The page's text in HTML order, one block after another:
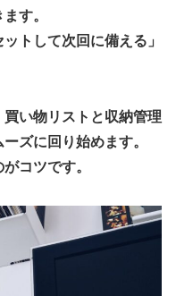
す。
トして次回に備える」
買い物リストと収納管理
ズに回り始めます。
コツです。